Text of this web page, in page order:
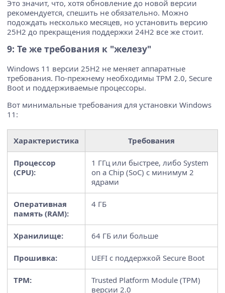
Это значит, что, хотя обновление до новой версии
рекомендуется, спешить не обязательно. Можно
подождать несколько месяцев, но установить версию
25H2 до прекращения поддержки 24H2 все же стоит.
9: Те же требования к "железу"
Windows 11 версии 25H2 не меняет аппаратные
требования. По-прежнему необходимы TPM 2.0, Secure
Boot и поддерживаемые процессоры.
Вот минимальные требования для установки Windows
11:
Характеристика Требования
Процессор
(CPU):
1 ГГц или быстрее, либо System
on a Chip (SoC) с минимум 2
ядрами
Оперативная
память (RAM):
4 ГБ
Хранилище: 64 ГБ или больше
Прошивка: UEFI с поддержкой Secure Boot
TPM:
Trusted Platform Module (TPM)
версии 2.0